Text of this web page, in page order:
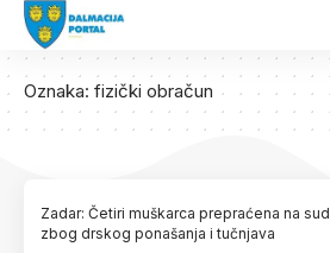
Oznaka: fizički obračun
Zadar: Četiri muškarca prepraćena na sud
zbog drskog ponašanja i tučnjava